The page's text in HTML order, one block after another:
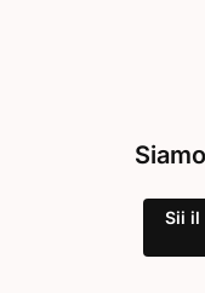
Sii il